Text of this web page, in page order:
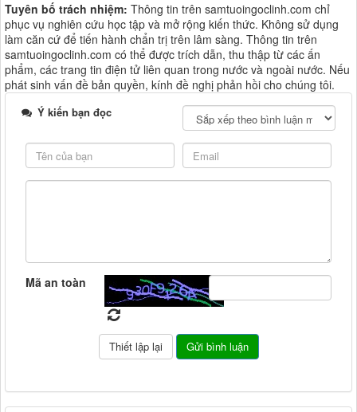
Tuyên bố trách nhiệm: Thông tin trên samtuoingoclinh.com chỉ
phục vụ nghiên cứu học tập và mở rộng kiến thức. Không sử dụng
làm căn cứ để tiến hành chẩn trị trên lâm sàng. Thông tin trên
samtuoingoclinh.com có thể được trích dẫn, thu thập từ các ấn
phẩm, các trang tin điện tử liên quan trong nước và ngoài nước. Nếu
phát sinh vấn đề bản quyền, kính đề nghị phản hồi cho chúng tôi.
Ý kiến bạn đọc
Mã an toàn